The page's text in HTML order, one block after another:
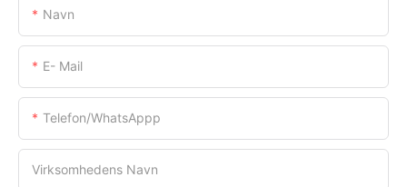
Navn
E- Mail
Telefon/WhatsAppp
Virksomhedens Navn